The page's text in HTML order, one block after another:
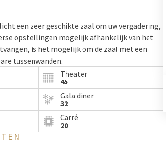
een zeer geschikte zaal om uw vergadering,
opstellingen mogelijk afhankelijk van het
is het mogelijk om de zaal met een
tussenwanden.
Theater
45
Gala diner
32
Carré
20